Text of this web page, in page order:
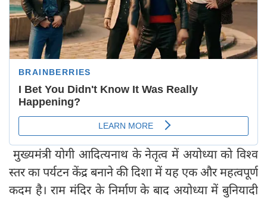
मुख्यमंत्री योगी आदित्यनाथ के नेतृत्व में अयोध्या को विश्व
स्तर का पर्यटन केंद्र बनाने की दिशा में यह एक और महत्वपूर्ण
कदम है। राम मंदिर के निर्माण के बाद अयोध्या में बुनियादी